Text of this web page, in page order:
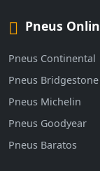
Pneus
Pneus Continental
Pneus Bridgestone
Pneus Michelin
Pneus Goodyear
Pneus Baratos